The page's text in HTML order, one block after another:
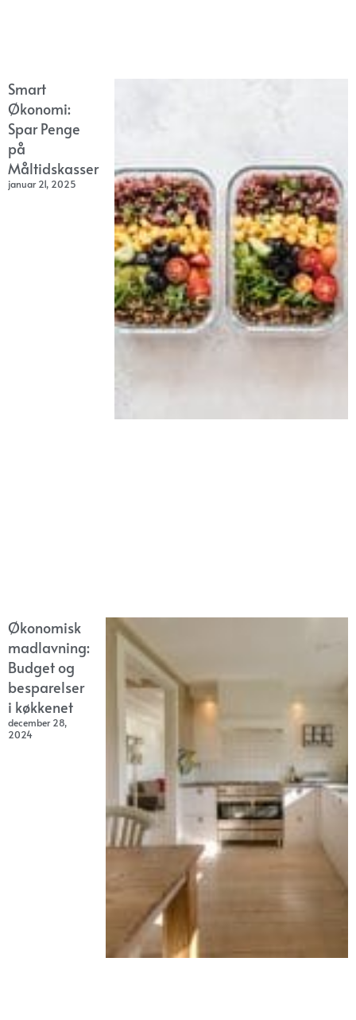
Smart
Økonomi:
Spar Penge
på
Måltidskasser
januar 21, 2025
Økonomisk
madlavning:
Budget og
besparelser
i køkkenet
december 28,
2024